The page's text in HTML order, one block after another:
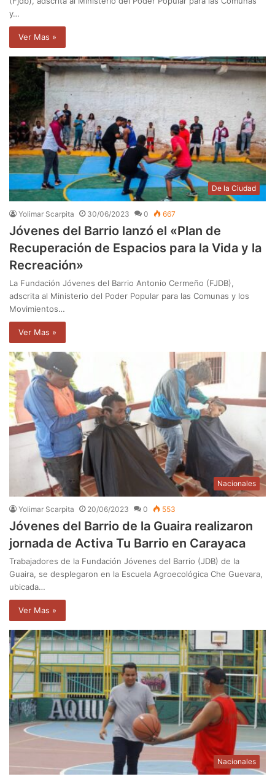
y…
Ver Mas »
De la Ciudad
Yolimar Scarpita 30/06/2023 0 667
Jóvenes del Barrio lanzó el «Plan de
Recuperación de Espacios para la Vida y la
Recreación»
La Fundación Jóvenes del Barrio Antonio Cermeño (FJDB),
adscrita al Ministerio del Poder Popular para las Comunas y los
Movimientos…
Ver Mas »
Nacionales
Yolimar Scarpita 20/06/2023 0 553
Jóvenes del Barrio de la Guaira realizaron
jornada de Activa Tu Barrio en Carayaca
Trabajadores de la Fundación Jóvenes del Barrio (JDB) de la
Guaira, se desplegaron en la Escuela Agroecológica Che Guevara,
ubicada…
Ver Mas »
Nacionales